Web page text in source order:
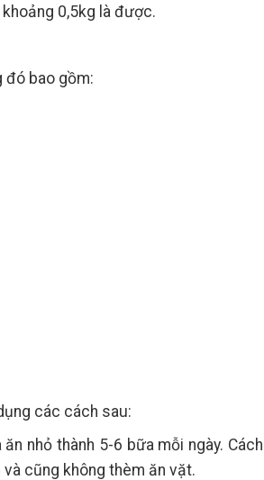
0,5kg là được.
đó bao gồm:
các cách sau:
nhỏ thành 5-6 bữa mỗi ngày. Cách
cũng không thèm ăn vặt.